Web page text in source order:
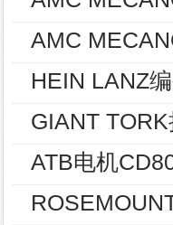
AMC
HEIN LANZ
GIANT
ATB电机